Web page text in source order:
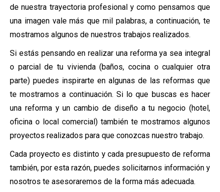
de nuestra trayectoria profesional y como pensamos que
una imagen vale más que mil palabras, a continuación, te
mostramos algunos de nuestros trabajos realizados.
Si estás pensando en realizar una reforma ya sea integral
o parcial de tu vivienda (baños, cocina o cualquier otra
parte) puedes inspirarte en algunas de las reformas que
te mostramos a continuación. Si lo que buscas es hacer
una reforma y un cambio de diseño a tu negocio (hotel,
oficina o local comercial) también te mostramos algunos
proyectos realizados para que conozcas nuestro trabajo.
Cada proyecto es distinto y cada presupuesto de reforma
también, por esta razón, puedes solicitarnos información y
nosotros te asesoraremos de la forma más adecuada.